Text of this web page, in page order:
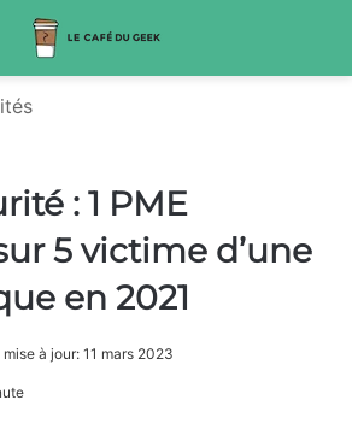
: 1 PME
5 victime d’une
en 2021
à jour: 11 mars 2023